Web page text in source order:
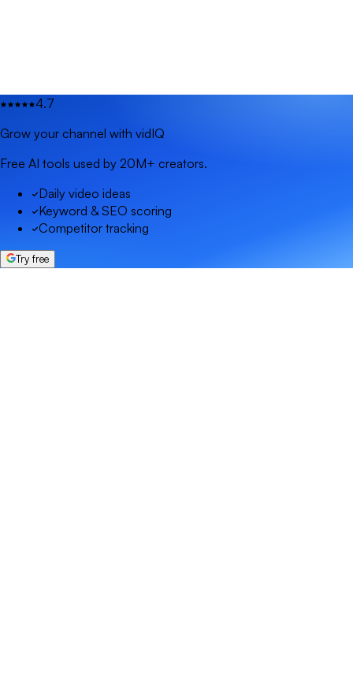
4.7
Grow your channel with vidIQ
Free AI tools used by 20M+ creators.
Daily video ideas
Keyword & SEO scoring
Competitor tracking
Try free